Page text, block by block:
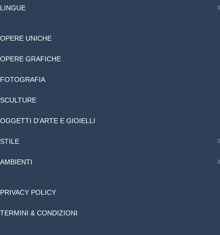
LINGUE
OPERE UNICHE
OPERE GRAFICHE
FOTOGRAFIA
SCULTURE
OGGETTI D’ARTE E GIOIELLI
STILE
AMBIENTI
PRIVACY POLICY
TERMINI & CONDIZIONI